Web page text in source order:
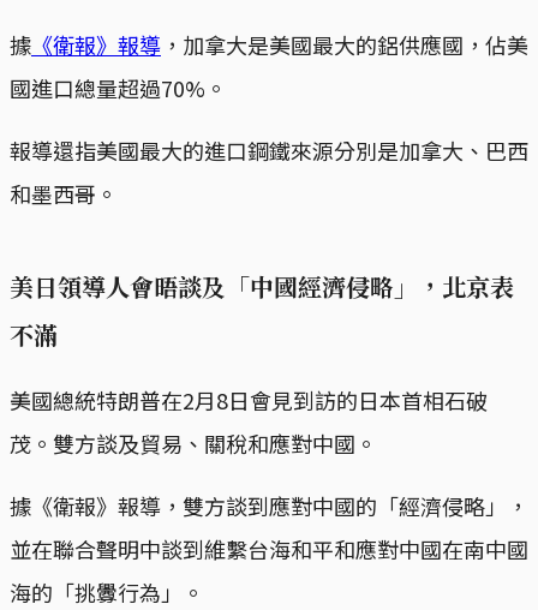
據 《衛報》報導 ，加拿大是美國最大的鋁供應國，佔美
國進口總量超過70%。
報導還指美國最大的進口鋼鐵來源分別是加拿大、巴西
和墨西哥。
美日領導人會晤談及「中國經濟侵略」，北京表
不滿
美國總統特朗普在2月8日會見到訪的日本首相石破
茂。雙方談及貿易、關稅和應對中國。
據《衛報》報導，雙方談到應對中國的「經濟侵略」，
並在聯合聲明中談到維繫台海和平和應對中國在南中國
海的「挑釁行為」。